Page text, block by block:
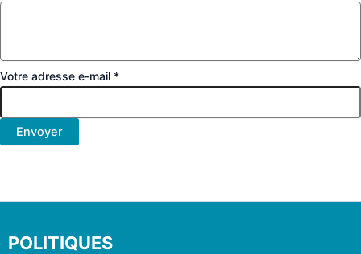
Votre adresse e-mail *
Envoyer
POLITIQUES